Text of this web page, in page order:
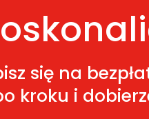
się na
kroku i